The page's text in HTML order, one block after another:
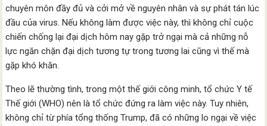
chuyên môn đầy đủ và cởi mở về nguyên nhân và sự phát tán lúc
đầu của virus. Nếu không làm được việc này, thì không chỉ cuộc
chiến chống lại đại dịch hôm nay gặp trở ngại mà cả những nỗ
lực ngăn chặn đại dịch tương tự trong tương lai cũng vì thế mà
gặp khó khăn.
Theo lẽ thường tình, trong một thế giới công minh, tổ chức Y tế
Thế giới (WHO) nên là tổ chức đứng ra làm việc này. Tuy nhiên,
không chỉ từ phía tổng thống Trump, đã có những lo ngại về việc